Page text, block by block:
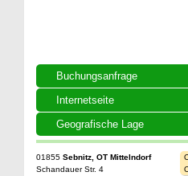
Buchungsanfrage
Internetseite
Geografische Lage
01855 Sebnitz, OT Mittelndorf
Schandauer Str. 4